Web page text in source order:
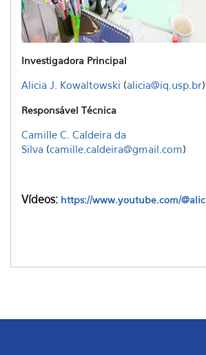
Investigadora Principal
Alicia J. Kowaltowski (alicia@iq.usp.br)
Responsável Técnica
Camille C. Caldeira da
Silva (camille.caldeira@gmail.com)
Vídeos: https://www.youtube.com/